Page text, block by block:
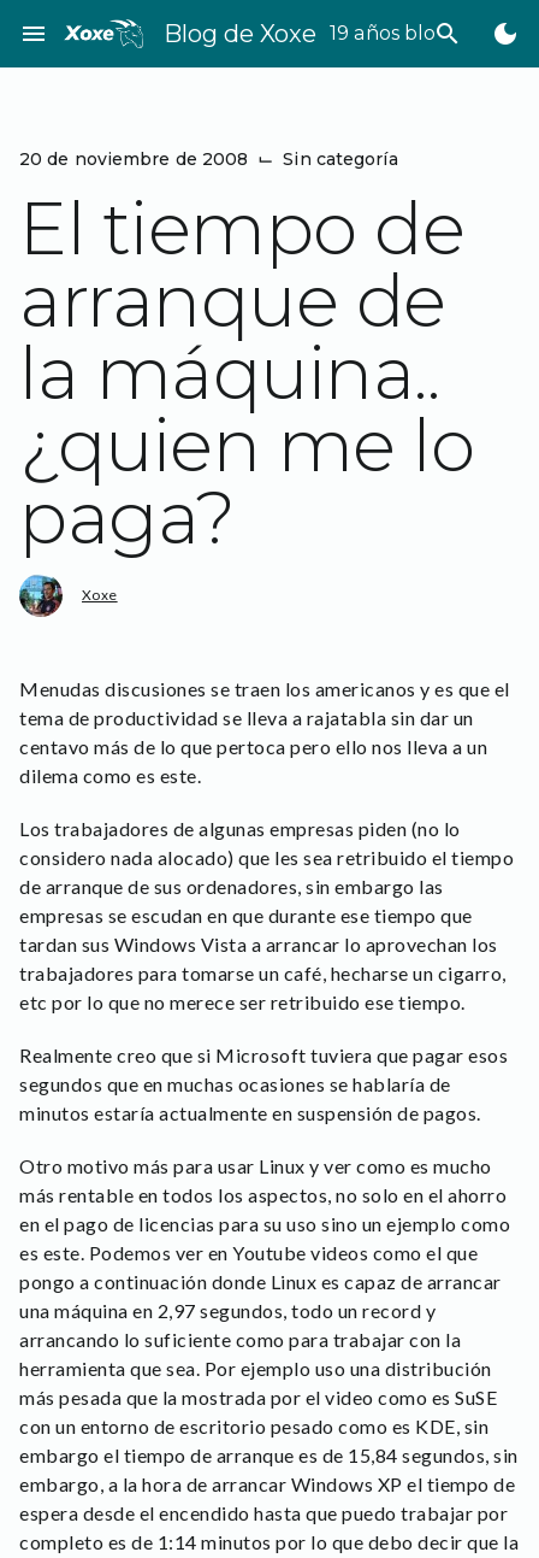
contenido
menu Blog de Xoxe 19 años bloggeando
search dark_mode
20 de noviembre de 2008 ⌙ Sin categoría
El tiempo de
arranque de
la máquina..
¿quien me lo
paga?
Xoxe
Menudas discusiones se traen los americanos y es que el
tema de productividad se lleva a rajatabla sin dar un
centavo más de lo que pertoca pero ello nos lleva a un
dilema como es este.
Los trabajadores de algunas empresas piden (no lo
considero nada alocado) que les sea retribuido el tiempo
de arranque de sus ordenadores, sin embargo las
empresas se escudan en que durante ese tiempo que
tardan sus Windows Vista a arrancar lo aprovechan los
trabajadores para tomarse un café, hecharse un cigarro,
etc por lo que no merece ser retribuido ese tiempo.
Realmente creo que si Microsoft tuviera que pagar esos
segundos que en muchas ocasiones se hablaría de
minutos estaría actualmente en suspensión de pagos.
Otro motivo más para usar Linux y ver como es mucho
más rentable en todos los aspectos, no solo en el ahorro
en el pago de licencias para su uso sino un ejemplo como
es este. Podemos ver en Youtube videos como el que
pongo a continuación donde Linux es capaz de arrancar
una máquina en 2,97 segundos, todo un record y
arrancando lo suficiente como para trabajar con la
herramienta que sea. Por ejemplo uso una distribución
más pesada que la mostrada por el video como es SuSE
con un entorno de escritorio pesado como es KDE, sin
embargo el tiempo de arranque es de 15,84 segundos, sin
embargo, a la hora de arrancar Windows XP el tiempo de
espera desde el encendido hasta que puedo trabajar por
completo es de 1:14 minutos por lo que debo decir que la